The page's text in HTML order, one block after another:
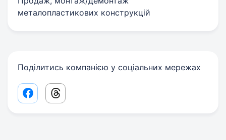
металопластикових конструкцій
Поділитись компанією у соціальних мережах
Facebook share link
Threads share link